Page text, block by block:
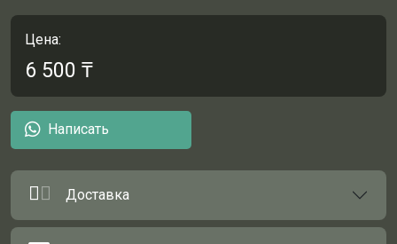
Цена:
6 500 ₸
Написать
Доставка